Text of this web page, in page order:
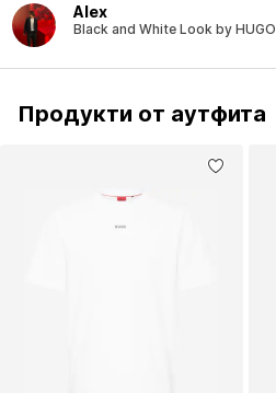
Alex
Black and White Look by HUGO
Продукти от аутфита